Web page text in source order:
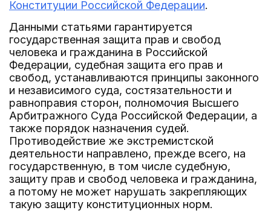
Конституции Российской Федерации.
Данными статьями гарантируется
государственная защита прав и свобод
человека и гражданина в Российской
Федерации, судебная защита его прав и
свобод, устанавливаются принципы законного
и независимого суда, состязательности и
равноправия сторон, полномочия Высшего
Арбитражного Суда Российской Федерации, а
также порядок назначения судей.
Противодействие же экстремистской
деятельности направлено, прежде всего, на
государственную, в том числе судебную,
защиту прав и свобод человека и гражданина,
а потому не может нарушать закрепляющих
такую защиту конституционных норм.